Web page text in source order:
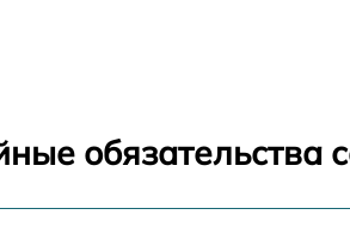
обязательства